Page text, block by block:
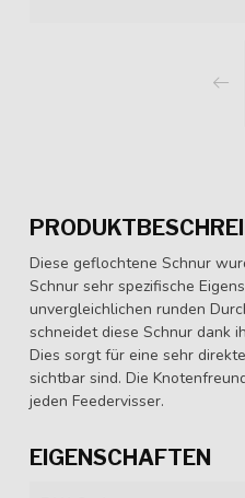
Diese geflochtene Schnur
Schnur sehr spezifische
unvergleichlichen runden
schneidet diese Schnur dank
Dies sorgt für eine sehr
sichtbar sind. Die
jeden Feedervisser.
EIGENSCHAFTEN